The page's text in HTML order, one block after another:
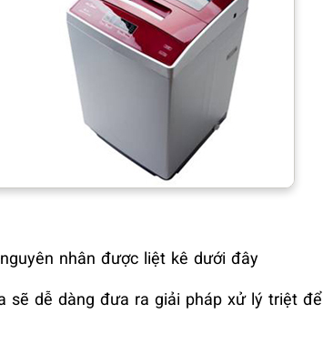
nhân được liệt kê dưới đây
sẽ dễ dàng đưa ra giải pháp xử lý triệt để